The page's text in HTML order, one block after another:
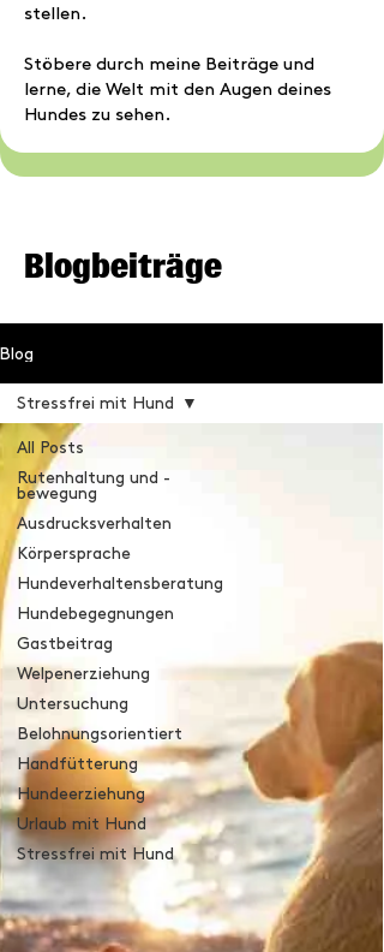
stellen.
Stöbere durch meine Beiträge und
lerne, die Welt mit den Augen deines
Hundes zu sehen.
Blogbeiträge
Blog
All Posts
Rutenhaltung und -
bewegung
Ausdrucksverhalten
Körpersprache
Hundeverhaltensberatung
Hundebegegnungen
Gastbeitrag
Welpenerziehung
Untersuchung
Belohnungsorientiert
Handfütterung
Hundeerziehung
Urlaub mit Hund
Stressfrei mit Hund
Stressfrei mit Hund